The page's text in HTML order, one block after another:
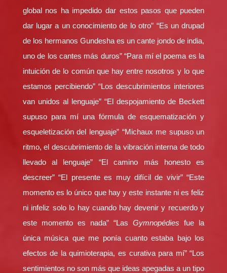
global nos ha impedido dar estos pasos que pueden
dar lugar a un conocimiento de lo otro” “Es un drupad
de los hermanos Gundesha es un cante jondo de india,
uno de los cantes más duros” “Para mí el poema es la
intuición de lo común que hay entre nosotros y lo que
estamos percibiendo” “Los descubrimientos interiores
van unidos al lenguaje” “El despojamiento de Beckett
supuso para mí una fórmula de esquematización y
esqueletización del lenguaje” “Michaux me supuso un
ritmo, el descubrimiento de la vibración interna de todo
llevado al lenguaje” “El camino más honesto es
descreer” “El presente es muy difícil de vivir” “Este
momento es lo único que hay y este instante ni es feliz
ni infeliz solo lo hay cuando hay devenir y recuerdo y
este momento es nada” “LasGymnopédies fue la
única música que me ponía cuanto estaba bajo los
efectos de la quimioterapia, es curativa para mí” “Los
sentimientos no son más que ideas apegadas a un tipo